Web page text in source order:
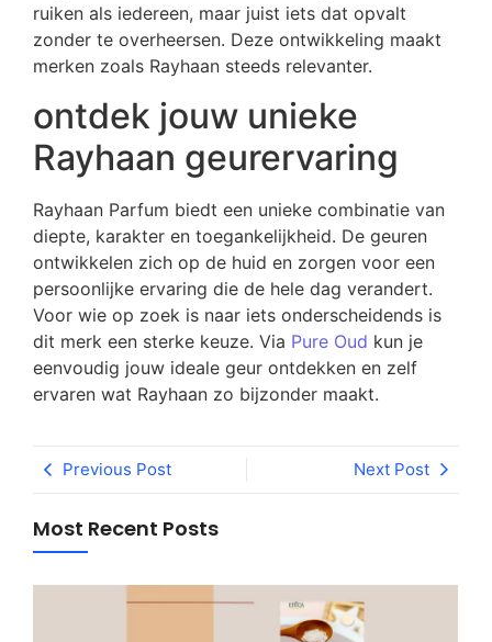
ruiken als iedereen, maar juist iets dat opvalt
zonder te overheersen. Deze ontwikkeling maakt
merken zoals Rayhaan steeds relevanter.
ontdek jouw unieke
Rayhaan geurervaring
Rayhaan Parfum biedt een unieke combinatie van
diepte, karakter en toegankelijkheid. De geuren
ontwikkelen zich op de huid en zorgen voor een
persoonlijke ervaring die de hele dag verandert.
Voor wie op zoek is naar iets onderscheidends is
dit merk een sterke keuze. Via Pure Oud kun je
eenvoudig jouw ideale geur ontdekken en zelf
ervaren wat Rayhaan zo bijzonder maakt.
Previous Post Next Post
Most Recent Posts